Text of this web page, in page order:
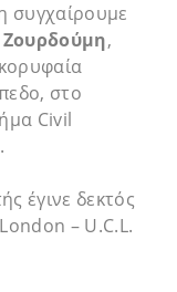
συγχαίρουμε
,
στο
Civil
έγινε δεκτός
– U.C.L.